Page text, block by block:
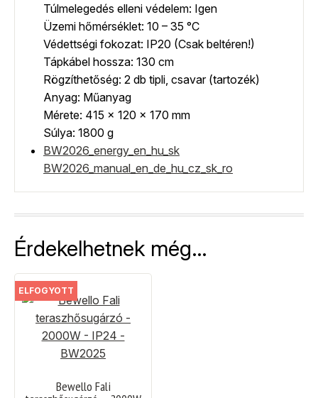
Túlmelegedés elleni védelem: Igen
Üzemi hőmérséklet: 10 – 35 °C
Védettségi fokozat: IP20 (Csak beltéren!)
Tápkábel hossza: 130 cm
Rögzíthetőség: 2 db tipli, csavar (tartozék)
Anyag: Műanyag
Mérete: 415 x 120 x 170 mm
Súlya: 1800 g
BW2026_energy_en_hu_sk
BW2026_manual_en_de_hu_cz_sk_ro
Érdekelhetnek még…
ELFOGYOTT
Bewello Fali